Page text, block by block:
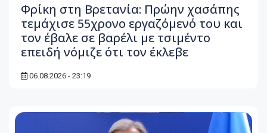
Φρίκη στη Βρετανία: Πρώην χασάπης
τεμάχισε 55χρονο εργαζόμενό του και
τον έβαλε σε βαρέλι με τσιμέντο
επειδή νόμιζε ότι τον έκλεβε
06.08.2026 - 23:19